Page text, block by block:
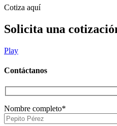
Cotiza aquí
Solicita una
Play
Contáctanos
Nombre completo*